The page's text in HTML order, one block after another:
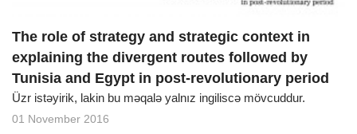
The role of strategy and strategic context in
explaining the divergent routes followed by
Tunisia and Egypt in post-revolutionary period
Üzr istəyirik, lakin bu məqalə yalnız ingiliscə mövcuddur.
01 November 2016